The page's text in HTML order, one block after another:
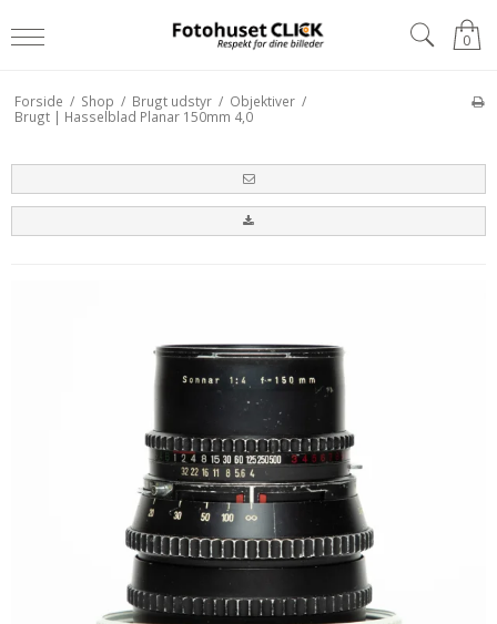
0
Forside / Shop / Brugt udstyr / Objektiver /
Brugt | Hasselblad Planar 150mm 4,0